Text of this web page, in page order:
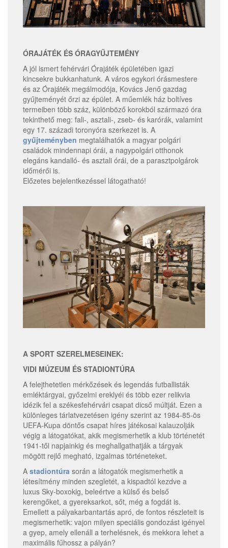
ÓRAJÁTÉK ÉS ÓRAGYŰJTEMÉNY
A jól ismert fehérvári Órajáték épületében igazi
kincsekre bukkanhatunk. A város egykori órásmestere
és az Órajáték megálmodója, Kovács Jenő gazdag
gyűjteményét őrzi az épület. A műemlék ház boltíves
termeiben több száz, különböző korokból származó óra
tekinthető meg: fali-, asztali-, zseb- és karórák, valamint
egy 17. századi toronyóra szerkezet is. A
gyűjteményben megtalálhatók a magyar polgári
családok mindennapi órái, a nagypolgári otthonok
elegáns kandalló- és asztali órái, de a parasztpolgárok
időmérői is.
Előzetes bejelentkezéssel látogatható!
A SPORT SZERELMESEINEK:
VIDI MÚZEUM ÉS STADIONTÚRA
A felejthetetlen mérkőzések és legendás futballisták
emléktárgyai, győzelmi ereklyéi és több ezer relikvia
idézik fel a székesfehérvári csapat dicső múltját. Ezen a
különleges tárlatvezetésen igény szerint az 1984-85-ös
UEFA-Kupa döntős csapat híres játékosai kalauzolják
végig a látogatókat, akik megismerhetik a klub történetét
1941-től napjainkig és meghallgathatják a tárgyak
mögött rejlő megható, izgalmas történeteket.
A stadiontúra során a látogatók megismerhetik a
létesítmény minden szegletét, a kispadtól kezdve a
luxus Sky-boxokig, beleértve a külső és belső
kerengőket, a gyereksarkot, sőt, még a fogdát is.
Emellett a pályakarbantartás apró, de fontos részleteit is
megismerhetik: vajon milyen speciális gondozást igényel
a gyep, amely ellenáll a terhelésnek, és mekkora lehet a
maximális fűhossz a pályán?